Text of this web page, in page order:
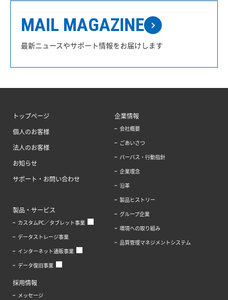
MAIL MAGAZINE
最新ニュースやサポート情報をお届けします
トップページ
個人のお客様
法人のお客様
お知らせ
サポート・お問い合わせ
製品・サービス
カスタムPC／タブレット事業
データストレージ事業
インターネット通販事業
データ復旧事業
企業情報
会社概要
ごあいさつ
パーパス・行動指針
企業理念
沿革
製品ヒストリー
グループ企業
環境への取り組み
品質管理マネジメントシステム
採用情報
メッセージ